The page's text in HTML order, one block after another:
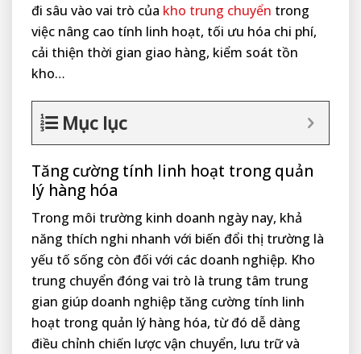
đi sâu vào vai trò của kho trung chuyển trong
việc nâng cao tính linh hoạt, tối ưu hóa chi phí,
cải thiện thời gian giao hàng, kiểm soát tồn
kho…
Mục lục
Tăng cường tính linh hoạt trong quản
lý hàng hóa
Trong môi trường kinh doanh ngày nay, khả
năng thích nghi nhanh với biến đổi thị trường là
yếu tố sống còn đối với các doanh nghiệp. Kho
trung chuyển đóng vai trò là trung tâm trung
gian giúp doanh nghiệp tăng cường tính linh
hoạt trong quản lý hàng hóa, từ đó dễ dàng
điều chỉnh chiến lược vận chuyển, lưu trữ và